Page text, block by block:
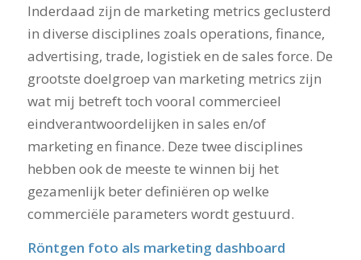
Inderdaad zijn de marketing metrics geclusterd
in diverse disciplines zoals operations, finance,
advertising, trade, logistiek en de sales force. De
grootste doelgroep van marketing metrics zijn
wat mij betreft toch vooral commercieel
eindverantwoordelijken in sales en/of
marketing en finance. Deze twee disciplines
hebben ook de meeste te winnen bij het
gezamenlijk beter definiëren op welke
commerciële parameters wordt gestuurd.
Röntgen foto als marketing dashboard